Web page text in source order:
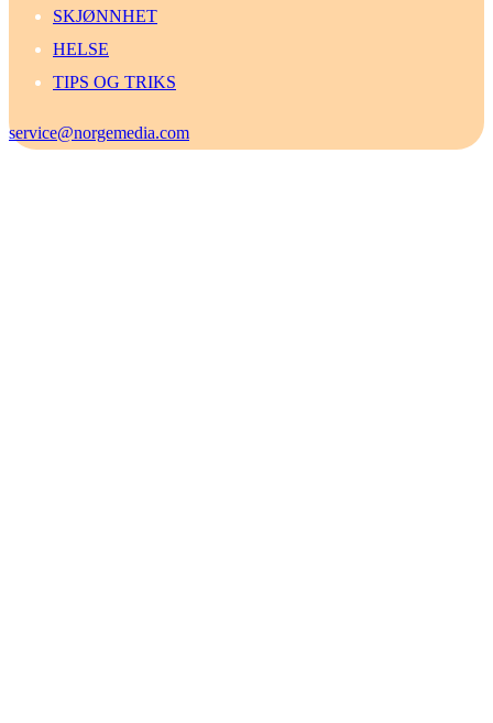
SKJØNNHET
HELSE
TIPS OG TRIKS
service@norgemedia.com